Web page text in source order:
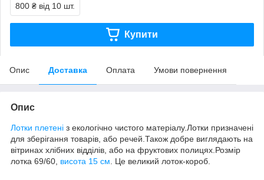
800 ₴ від 10 шт.
Купити
Опис Доставка Оплата Умови повернення
Опис
Лотки плетені з екологічно чистого матеріалу.Лотки призначені
для зберігання товарів, або речей.Також добре виглядають на
вітринах хлібних відділів, або на фруктових полицях.Розмір
лотка 69/60, висота 15 см . Це великий лоток-короб.